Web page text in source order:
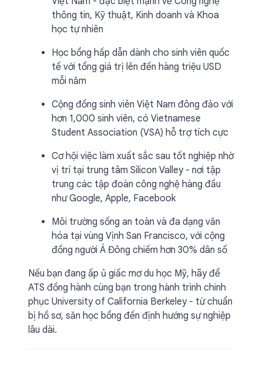
thông tin, Kỹ thuật, Kinh doanh và Khoa
học tự nhiên
Học bổng hấp dẫn dành cho sinh viên quốc
tế với tổng giá trị lên đến hàng triệu USD
mỗi năm
Cộng đồng sinh viên Việt Nam đông đảo với
hơn 1,000 sinh viên, có Vietnamese
Student Association (VSA) hỗ trợ tích cực
Cơ hội việc làm xuất sắc sau tốt nghiệp nhờ
vị trí tại trung tâm Silicon Valley - nơi tập
trung các tập đoàn công nghệ hàng đầu
như Google, Apple, Facebook
Môi trường sống an toàn và đa dạng văn
hóa tại vùng Vịnh San Francisco, với cộng
đồng người Á Đông chiếm hơn 30% dân số
Nếu bạn đang ấp ủ giấc mơ du học Mỹ, hãy để
ATS đồng hành cùng bạn trong hành trình chinh
phục University of California Berkeley - từ chuẩn
bị hồ sơ, săn học bổng đến định hướng sự nghiệp
lâu dài.